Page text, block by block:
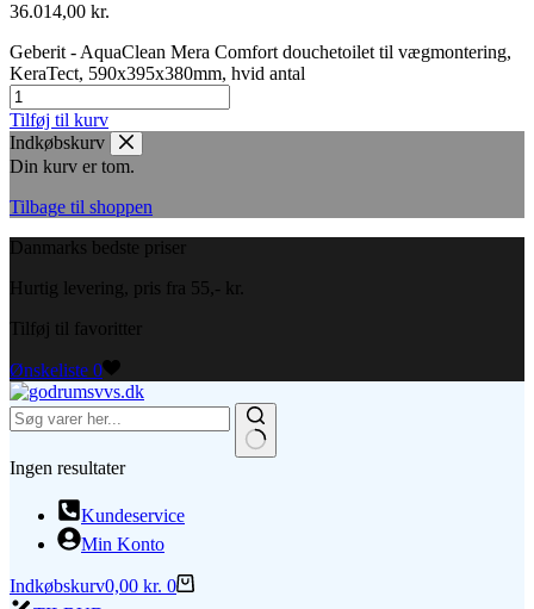
36.014,00 kr.
Geberit - AquaClean Mera Comfort douchetoilet til vægmontering,
KeraTect, 590x395x380mm, hvid antal
Tilføj til kurv
Indkøbskurv
Din kurv er tom.
Tilbage til shoppen
Danmarks bedste priser
Hurtig levering, pris fra 55,- kr.
Tilføj til favoritter
Ønskeliste 0
Ingen resultater
Kundeservice
Min Konto
Indkøbskurv0,00 kr. 0